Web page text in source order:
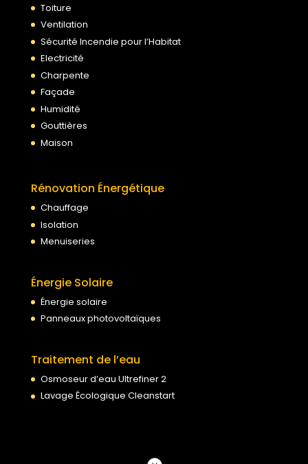
Toiture
Ventilation
Sécurité Incendie pour l’Habitat
Electricité
Charpente
Façade
Humidité
Gouttières
Maison
Rénovation Énergétique
Chauffage
Isolation
Menuiseries
Énergie Solaire
Énergie solaire
Panneaux photovoltaïques
Traitement de l’eau
Osmoseur d’eau Ultrefiner 2
Lavage Écologique Cleanstart